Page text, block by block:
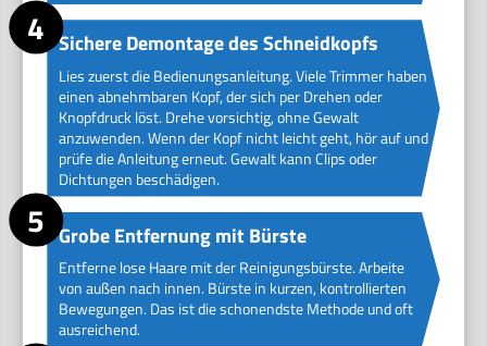
Sichere Demontage des Schneidkopfs
Lies zuerst die Bedienungsanleitung. Viele Trimmer haben
einen abnehmbaren Kopf, der sich per Drehen oder
Knopfdruck löst. Drehe vorsichtig, ohne Gewalt
anzuwenden. Wenn der Kopf nicht leicht geht, hör auf und
prüfe die Anleitung erneut. Gewalt kann Clips oder
Dichtungen beschädigen.
Grobe Entfernung mit Bürste
Entferne lose Haare mit der Reinigungsbürste. Arbeite
von außen nach innen. Bürste in kurzen, kontrollierten
Bewegungen. Das ist die schonendste Methode und oft
ausreichend.